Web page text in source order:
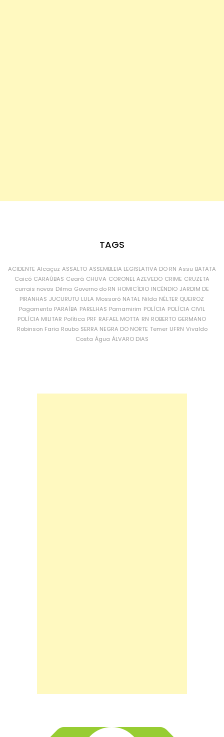
TAGS
ACIDENTE Alcaçuz ASSALTO ASSEMBLEIA LEGISLATIVA DO RN Assu BATATA
Caicó CARAÚBAS Ceará CHUVA CORONEL AZEVEDO CRIME CRUZETA
currais novos Dilma Governo do RN HOMICÍDIO INCÊNDIO JARDIM DE
PIRANHAS JUCURUTU LULA Mossoró NATAL Nilda NÉLTER QUEIROZ
Pagamento PARAÍBA PARELHAS Parnamirim POLÍCIA POLÍCIA CIVIL
POLÍCIA MILITAR Política PRF RAFAEL MOTTA RN ROBERTO GERMANO
Robinson Faria Roubo SERRA NEGRA DO NORTE Temer UFRN Vivaldo
Costa Água ÁLVARO DIAS